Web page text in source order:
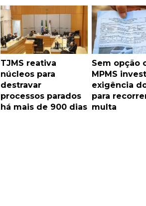
TJMS reativa
núcleos para
destravar
processos parados
há mais de 900 dias
Sem opção
MPMS
exigência
para
multa